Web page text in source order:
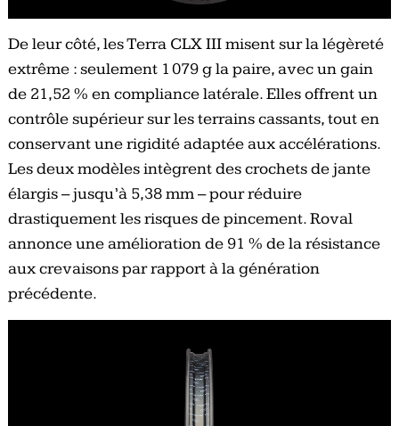
De leur côté, les Terra CLX III misent sur la légèreté
extrême : seulement 1 079 g la paire, avec un gain
de 21,52 % en compliance latérale. Elles offrent un
contrôle supérieur sur les terrains cassants, tout en
conservant une rigidité adaptée aux accélérations.
Les deux modèles intègrent des crochets de jante
élargis – jusqu’à 5,38 mm – pour réduire
drastiquement les risques de pincement. Roval
annonce une amélioration de 91 % de la résistance
aux crevaisons par rapport à la génération
précédente.